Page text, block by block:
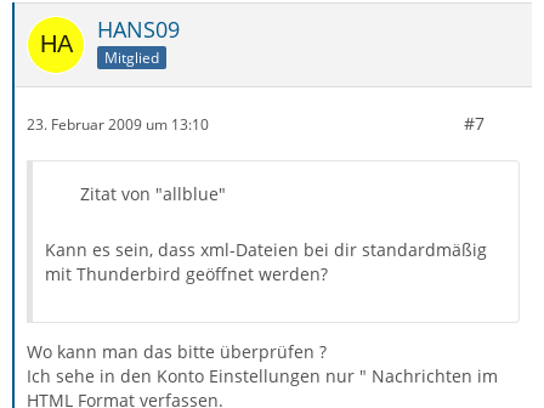
HANS09
Mitglied
23. Februar 2009 um 13:10 #7
Zitat von "allblue"
Kann es sein, dass xml-Dateien bei dir standardmäßig
mit Thunderbird geöffnet werden?
Wo kann man das bitte überprüfen ?
Ich sehe in den Konto Einstellungen nur " Nachrichten im
HTML Format verfassen.